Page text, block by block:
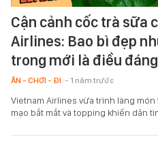
Cận cảnh cốc trà sữa
Airlines: Bao bì đẹp
trong mới là điều
ĂN - CHƠI - ĐI - 1 năm trước
Vietnam Airlines vừa trình làng
mạo bắt mắt và topping khiến dân